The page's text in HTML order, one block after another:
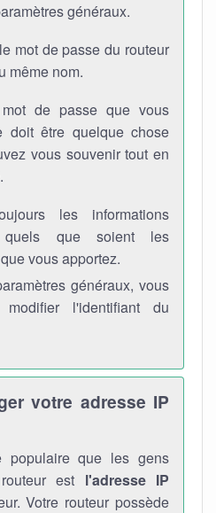
généraux.
mot de passe du routeur
même nom.
de passe que vous
doit être quelque chose
vous souvenir tout en
les informations
quels que soient les
vous apportez.
généraux, vous
modifier l'identifiant du
votre adresse IP
populaire que les gens
est l'adresse IP
Votre routeur possède